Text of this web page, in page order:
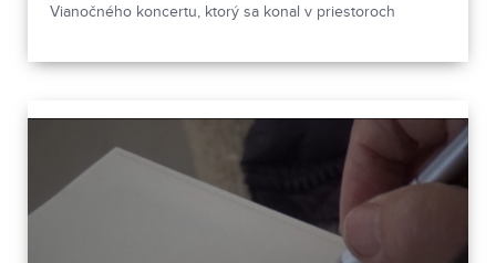
Vianočného koncertu, ktorý sa konal v priestoroch